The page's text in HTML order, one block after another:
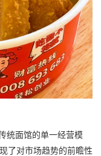
统面馆的单一经营模
了对市场趋势的前瞻性